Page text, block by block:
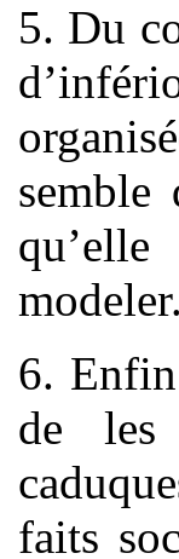
5. Du
semble
modeler.
6.
de les
faits